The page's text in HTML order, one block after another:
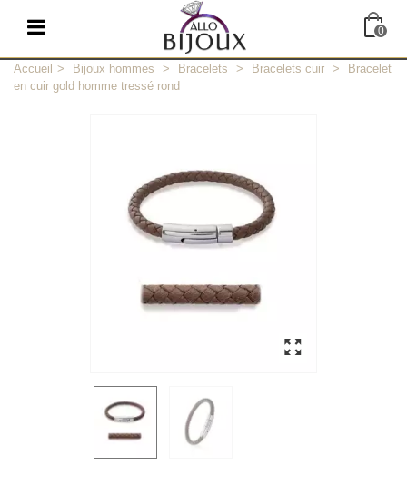
0
Accueil > Bijoux hommes > Bracelets > Bracelets cuir >
Bracelet
en cuir gold homme tressé rond